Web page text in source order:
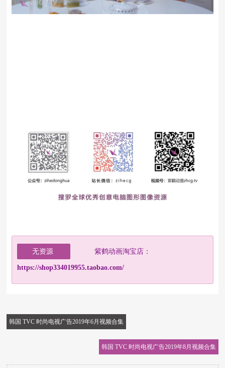
无资源 紫鹤动画淘宝店：
https://shop334019955.taobao.com/
韩国 TVC 时尚电视广告2019年6月视频合集
韩国 TVC 时尚电视广告2019年8月视频合集